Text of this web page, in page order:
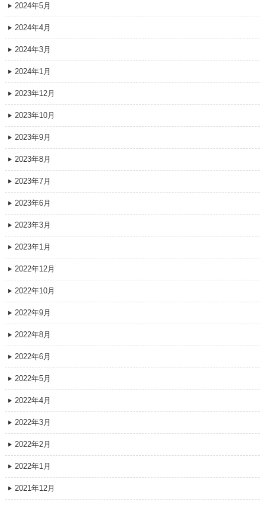
2024年5月
2024年4月
2024年3月
2024年1月
2023年12月
2023年10月
2023年9月
2023年8月
2023年7月
2023年6月
2023年3月
2023年1月
2022年12月
2022年10月
2022年9月
2022年8月
2022年6月
2022年5月
2022年4月
2022年3月
2022年2月
2022年1月
2021年12月